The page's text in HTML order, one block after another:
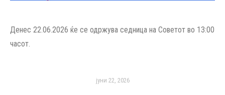
Денес 22.06.2026 ќе се одржува седница на Советот во 13:00
часот.
јуни 22, 2026